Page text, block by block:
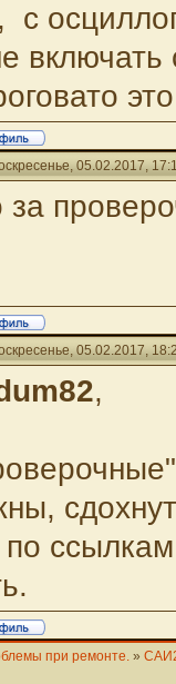
с
включать
05.02.2017,
за
05.02.2017,
,
ссылкам
при ремонте. »